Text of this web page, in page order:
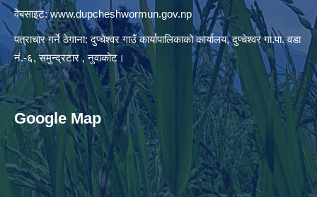
वेबसाइट:www.dupcheshwormun.gov.np
पत्राचार गर्ने ठेगाना: दुप्चेश्वर गाउँ कार्यापालिकाको कार्यालय, दुप्चेश्वर गा.पा. वडा
नं.-६, समुन्द्रटार , नुवाकोट।
Google Map